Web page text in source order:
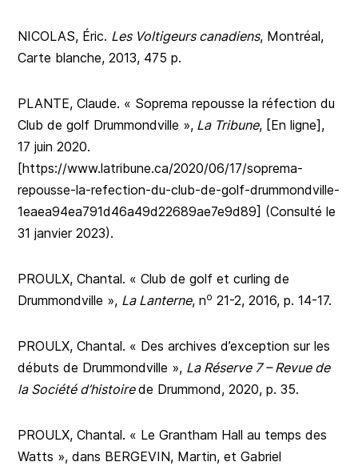
NICOLAS, Éric. Les Voltigeurs canadiens, Montréal,
Carte blanche, 2013, 475 p.
PLANTE, Claude. « Soprema repousse la réfection du
Club de golf Drummondville », La Tribune, [En ligne],
17 juin 2020.
[https://www.latribune.ca/2020/06/17/soprema-
repousse-la-refection-du-club-de-golf-drummondville-
1eaea94ea791d46a49d22689ae7e9d89] (Consulté le
31 janvier 2023).
PROULX, Chantal. « Club de golf et curling de
Drummondville », La Lanterne, no 21-2, 2016, p. 14-17.
PROULX, Chantal. « Des archives d’exception sur les
débuts de Drummondville », La Réserve 7 – Revue de
la Société d’histoirede Drummond, 2020, p. 35.
PROULX, Chantal. « Le Grantham Hall au temps des
Watts », dans BERGEVIN, Martin, et Gabriel